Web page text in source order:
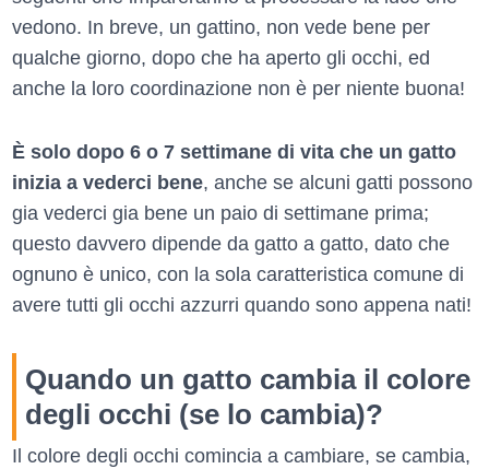
vedono. In breve, un gattino, non vede bene per
qualche giorno, dopo che ha aperto gli occhi, ed
anche la loro coordinazione non è per niente buona!
È solo dopo 6 o 7 settimane di vita che un gatto
inizia a vederci bene, anche se alcuni gatti possono
gia vederci gia bene un paio di settimane prima;
questo davvero dipende da gatto a gatto, dato che
ognuno è unico, con la sola caratteristica comune di
avere tutti gli occhi azzurri quando sono appena nati!
Quando un gatto cambia il colore
degli occhi (se lo cambia)?
Il colore degli occhi comincia a cambiare, se cambia,